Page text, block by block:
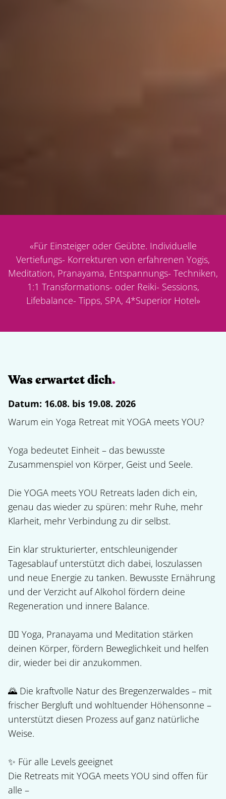
«Für Einsteiger oder Geübte. Individuelle
Vertiefungs- Korrekturen von erfahrenen Yogis,
Meditation, Pranayama, Entspannungs- Techniken,
1:1 Transformations- oder Reiki- Sessions,
Lifebalance- Tipps, SPA, 4*Superior Hotel»
Was erwartet dich.
Datum: 16.08. bis 19.08. 2026
Warum ein Yoga Retreat mit YOGA meets YOU?
Yoga bedeutet Einheit – das bewusste
Zusammenspiel von Körper, Geist und Seele.
Die YOGA meets YOU Retreats laden dich ein,
genau das wieder zu spüren: mehr Ruhe, mehr
Klarheit, mehr Verbindung zu dir selbst.
Ein klar strukturierter, entschleunigender
Tagesablauf unterstützt dich dabei, loszulassen
und neue Energie zu tanken. Bewusste Ernährung
und der Verzicht auf Alkohol fördern deine
Regeneration und innere Balance.
🧘‍♀️ Yoga, Pranayama und Meditation stärken
deinen Körper, fördern Beweglichkeit und helfen
dir, wieder bei dir anzukommen.
🌄 Die kraftvolle Natur des Bregenzerwaldes – mit
frischer Bergluft und wohltuender Höhensonne –
unterstützt diesen Prozess auf ganz natürliche
Weise.
✨ Für alle Levels geeignet
Die Retreats mit YOGA meets YOU sind offen für
alle –